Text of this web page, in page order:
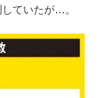
ていたが…。